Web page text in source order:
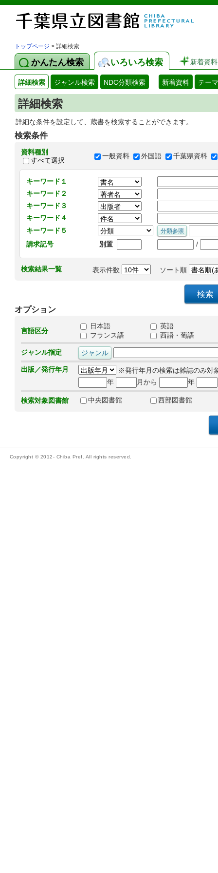
トップページ > 詳細検索
かんたん検索 いろいろ検索 新着資料
詳細検索 ジャンル検索 NDC分類検索 新着資料 テー
詳細検索
詳細な条件を設定して、蔵書を検索することができます。
検索条件
資料種別
すべて選択
一般資料 外国語 千葉県資料
キーワード１
キーワード２
キーワード３
キーワード４
キーワード５
請求記号
別置 /
検索結果一覧 表示件数 ソート順
オプション
言語区分
日本語
英語
フランス語
西語・葡語
ジャンル指定
出版／発行年月
※発行年月の検索は雑誌のみ対
年
月から 年
検索対象図書館 中央図書館 西部図書館
Copyright © 2012- Chiba Pref. All rights reserved.